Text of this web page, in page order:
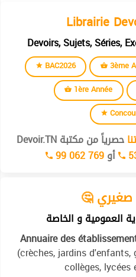
Devoirs, Sujets, Séries,
BAC2026 3ème
1ère Année
حصرياً من مكتبة Devoir.TN
أو99 062 769
صغيري
العمومية و الخاصة
Annuaire des
(crèches, jardins d'enfants,
collèges, lycées